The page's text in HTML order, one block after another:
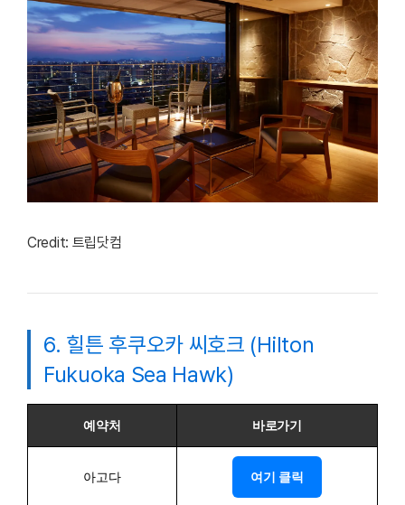
Credit: 트립닷컴
6. 힐튼 후쿠오카 씨호크 (Hilton
Fukuoka Sea Hawk)
예약처 바로가기
아고다 여기 클릭